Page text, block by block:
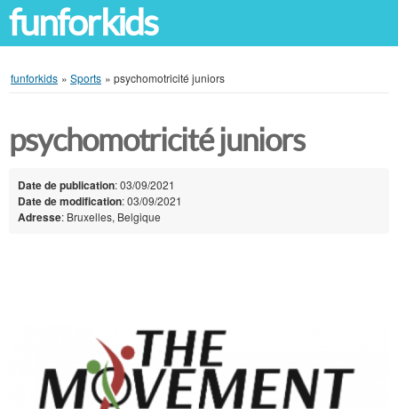
funforkids
funforkids » Sports » psychomotricité juniors
psychomotricité juniors
Date de publication: 03/09/2021
Date de modification: 03/09/2021
Adresse: Bruxelles, Belgique